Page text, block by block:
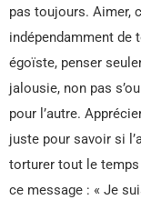
pas toujours. Aimer,
indépendamment de
égoïste, penser
jalousie, non pas
pour l’autre.
juste pour savoir si
torturer tout le
ce message : « Je